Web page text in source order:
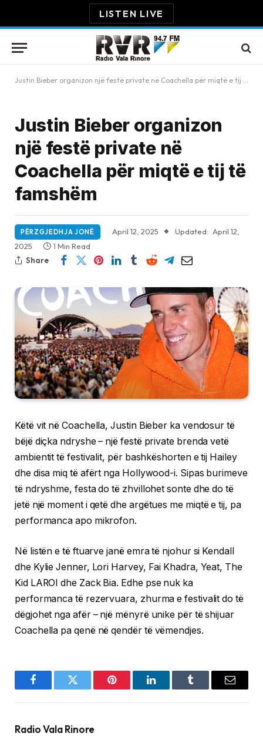
LISTEN LIVE
Justin Bieber organizon një festë private në Coachella për miqtë e tij të famshëm
Justin Bieber organizon
një festë private në
Coachella për miqtë e tij të
famshëm
PËRZGJEDHJA JONË April 12, 2025 Updated: April 12,
2025
1 Min Read
Share
Këtë vit në Coachella, Justin Bieber ka vendosur të
bëjë diçka ndryshe – një festë private brenda vetë
ambientit të festivalit, për bashkëshorten e tij Hailey
dhe disa miq të afërt nga Hollywood-i. Sipas burimeve
të ndryshme, festa do të zhvillohet sonte dhe do të
jetë një moment i qetë dhe argëtues me miqtë e tij, pa
performanca apo mikrofon.
Në listën e të ftuarve janë emra të njohur si Kendall
dhe Kylie Jenner, Lori Harvey, Fai Khadra, Yeat, The
Kid LAROI dhe Zack Bia. Edhe pse nuk ka
performanca të rezervuara, zhurma e festivalit do të
dëgjohet nga afër – një mënyrë unike për të shijuar
Coachella pa qenë në qendër të vëmendjes.
FacebookTwitter Pinterest LinkedInTumblr Email
Radio Vala Rinore